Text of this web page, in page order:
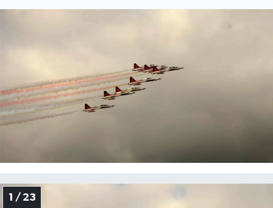
1 / 23
Spor